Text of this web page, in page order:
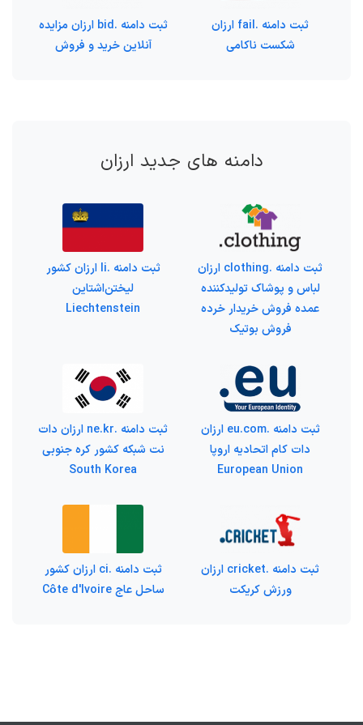
ثبت دامنه .fail ارزان
شکست ناکامی
ثبت دامنه .bid ارزان مزایده
آنلاین خرید و فروش
دامنه های جدید ارزان
ثبت دامنه .clothing ارزان
لباس و پوشاک تولیدکننده
عمده فروش خریدار خرده
فروش بوتیک
ثبت دامنه .li ارزان کشور
لیختن‌اشتاین
Liechtenstein
ثبت دامنه .eu.com ارزان
دات کام اتحادیه اروپا
European Union
ثبت دامنه .ne.kr ارزان دات
نت شبکه کشور کره جنوبی
South Korea
ثبت دامنه .cricket ارزان
ورزش کریکت
ثبت دامنه .ci ارزان کشور
ساحل عاج Côte d'Ivoire